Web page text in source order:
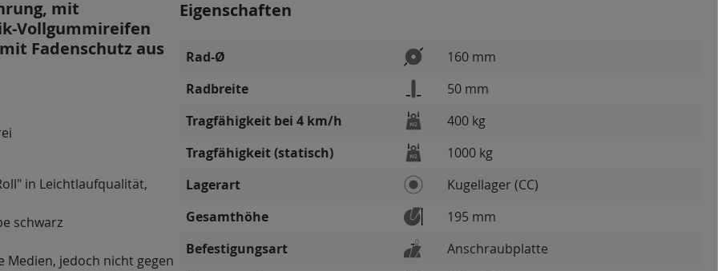
mit
Vollgummireifen
Fadenschutz aus
in Leichtlaufqualität,
schwarz
Medien, jedoch nicht gegen
Eigenschaften
Rad-Ø
160 mm
Radbreite
50 mm
Tragfähigkeit bei 4 km/h
400 kg
Tragfähigkeit (statisch)
1000 kg
Lagerart
Kugellager (CC)
Gesamthöhe
195 mm
Befestigungsart
Anschraubplatte